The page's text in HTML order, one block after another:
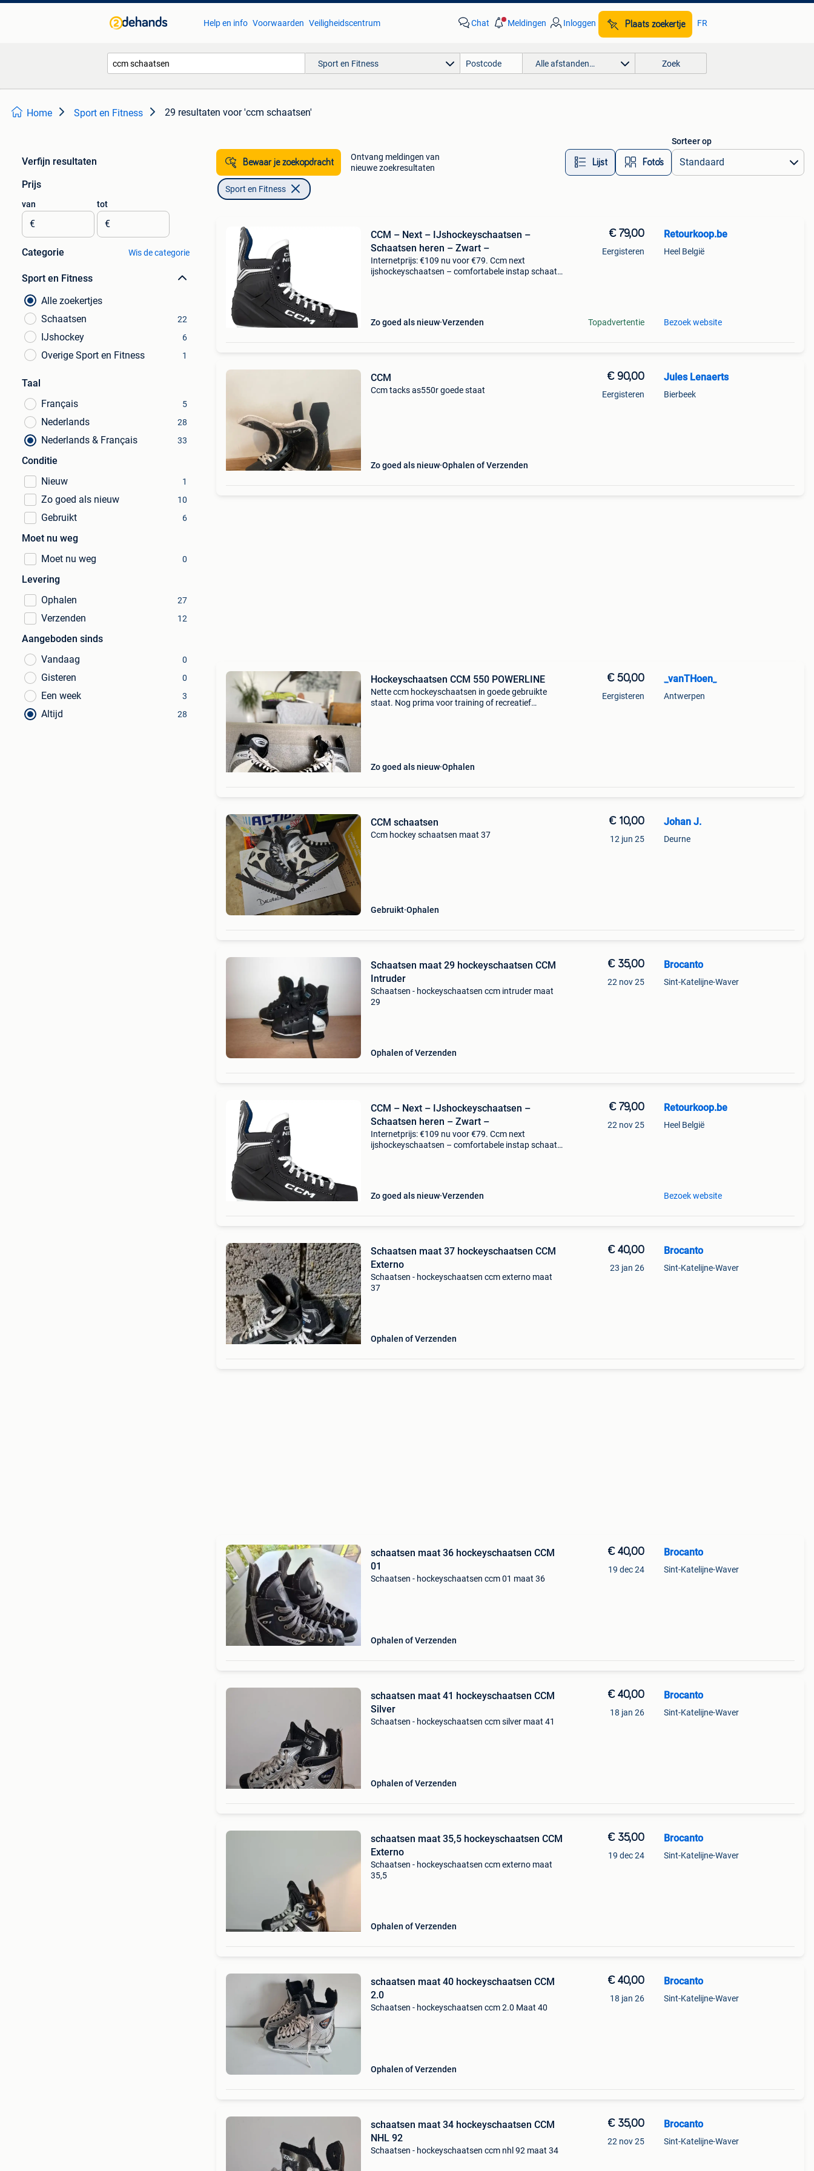
Help en info Voorwaarden Veiligheidscentrum Chat Meldingen Inloggen Plaats zoekertje FR
Sport en Fitness Alle afstanden… Zoek
Home Sport en Fitness 29 resultaten voor 'ccm schaatsen'
Verfijn resultaten
Prijs
van
€
tot
€
Categorie Wis de categorie
Sport en Fitness
Alle zoekertjes
Schaatsen
22
IJshockey 6
Overige Sport en Fitness 1
Taal
Français
5
Nederlands 28
Nederlands & Français 33
Conditie
Nieuw
1
Zo goed als nieuw 10
Gebruikt 6
Moet nu weg
Moet nu weg
0
Levering
Ophalen
27
Verzenden 12
Aangeboden sinds
Vandaag
0
Gisteren 0
Een week 3
Altijd 28
Bewaar je zoekopdracht
Ontvang meldingen van
nieuwe zoekresultaten
Lijst Foto’s
Sorteer op
Sport en Fitness
CCM – Next – IJshockeyschaatsen –
Schaatsen heren – Zwart –
Internetprijs: €109 nu voor €79. Ccm next
ijshockeyschaatsen – comfortabele instap schaats
Zo goed als nieuw Verzenden
€ 79,00
Eergisteren
Topadvertentie
Retourkoop.be
Heel België
Bezoek website
CCM
Ccm tacks as550r goede staat
Zo goed als nieuw Ophalen of Verzenden
€ 90,00
Eergisteren
Jules Lenaerts
Bierbeek
Hockeyschaatsen CCM 550 POWERLINE
Nette ccm hockeyschaatsen in goede gebruikte
staat. Nog prima voor training of recreatief
Zo goed als nieuw Ophalen
€ 50,00
Eergisteren
_vanTHoen_
Antwerpen
CCM schaatsen
Ccm hockey schaatsen maat 37
Gebruikt Ophalen
€ 10,00
12 jun 25
Johan J.
Deurne
Schaatsen maat 29 hockeyschaatsen CCM
Intruder
Schaatsen - hockeyschaatsen ccm intruder maat
29
Ophalen of Verzenden
€ 35,00
22 nov 25
Brocanto
Sint-Katelijne-Waver
CCM – Next – IJshockeyschaatsen –
Schaatsen heren – Zwart –
Internetprijs: €109 nu voor €79. Ccm next
ijshockeyschaatsen – comfortabele instap schaats
Zo goed als nieuw Verzenden
€ 79,00
22 nov 25
Retourkoop.be
Heel België
Bezoek website
Schaatsen maat 37 hockeyschaatsen CCM
Externo
Schaatsen - hockeyschaatsen ccm externo maat
37
Ophalen of Verzenden
€ 40,00
23 jan 26
Brocanto
Sint-Katelijne-Waver
schaatsen maat 36 hockeyschaatsen CCM
01
Schaatsen - hockeyschaatsen ccm 01 maat 36
Ophalen of Verzenden
€ 40,00
19 dec 24
Brocanto
Sint-Katelijne-Waver
schaatsen maat 41 hockeyschaatsen CCM
Silver
Schaatsen - hockeyschaatsen ccm silver maat 41
Ophalen of Verzenden
€ 40,00
18 jan 26
Brocanto
Sint-Katelijne-Waver
schaatsen maat 35,5 hockeyschaatsen CCM
Externo
Schaatsen - hockeyschaatsen ccm externo maat
35,5
Ophalen of Verzenden
€ 35,00
19 dec 24
Brocanto
Sint-Katelijne-Waver
schaatsen maat 40 hockeyschaatsen CCM
2.0
Schaatsen - hockeyschaatsen ccm 2.0 Maat 40
Ophalen of Verzenden
€ 40,00
18 jan 26
Brocanto
Sint-Katelijne-Waver
schaatsen maat 34 hockeyschaatsen CCM
NHL 92
Schaatsen - hockeyschaatsen ccm nhl 92 maat 34
€ 35,00
22 nov 25
Brocanto
Sint-Katelijne-Waver